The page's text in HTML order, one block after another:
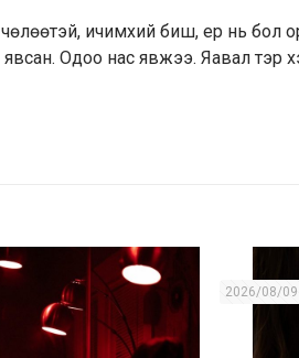
ичимхий биш, ер нь бол
Одоо нас явжээ. Яавал тэр
2026/08/09